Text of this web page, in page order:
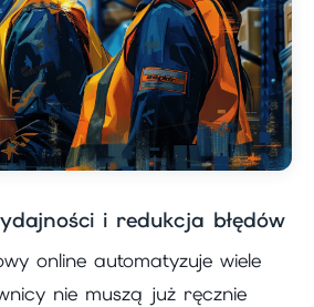
i redukcja błędów
online automatyzuje wiele
nie muszą już ręcznie